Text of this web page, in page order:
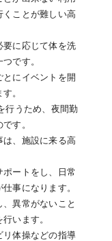
くことが難しい高
要に応じて体を洗
です。
にイベントを開
。
行うため、夜間勤
す。
は、施設に来る高
ポートをし、日常
事になります。
異常がないこと
います。
リ体操などの指導